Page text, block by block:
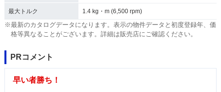
最大トルク 1.4 kg・m (6,500 rpm)
※最新のカタログデータになります。表示の物件データと初度登録年、価
格等異なることがございます。詳細は販売店にご確認ください。
PRコメント
早い者勝ち！